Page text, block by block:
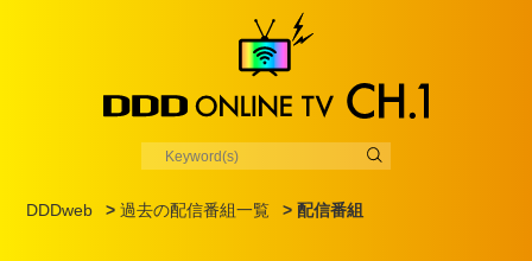
DDDweb >過去の配信番組一覧 > 配信番組